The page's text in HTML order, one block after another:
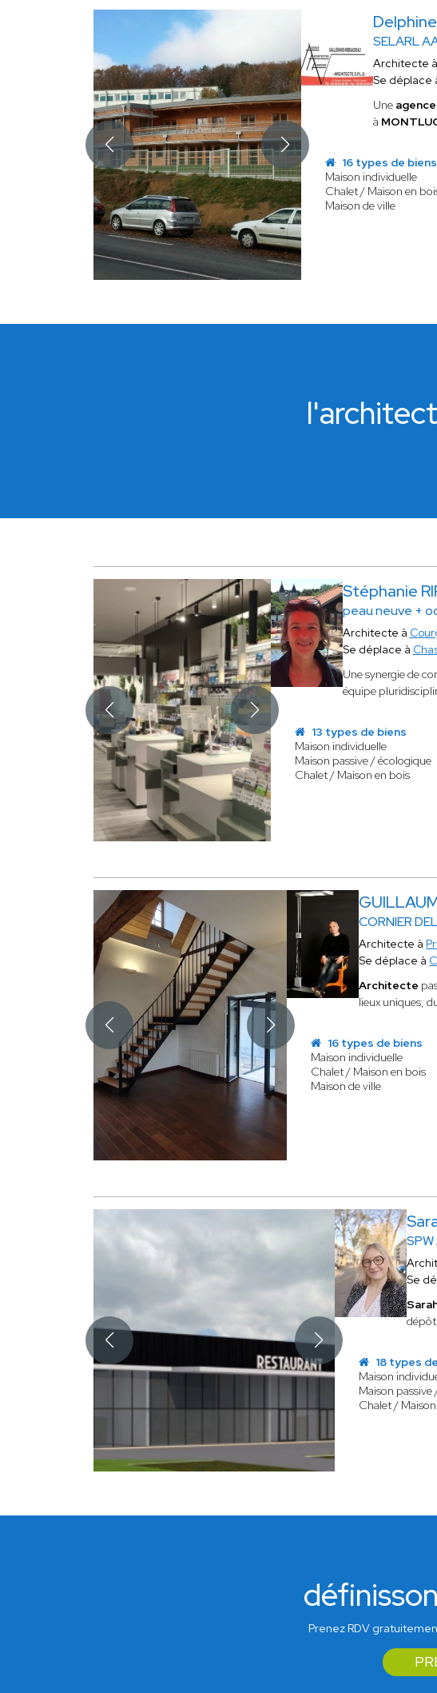
SELARL
Architecte à
Se déplace
Une
à
16 types de biens
Maison individuelle
Chalet / Maison en
Maison de ville
Stéphanie
peau neuve +
Architecte à
Se déplace à
Une synergie de
équipe
13 types de biens
Maison individuelle
Maison passive / écologique
Chalet / Maison en bois
CORNIER
Architecte à
Se déplace à
Architecte
lieux uniques,
16 types de biens
Maison individuelle
Chalet / Maison en bois
Maison de ville
SPW
Se
18 types
Maison
Maison
Chalet /
Prenez RDV